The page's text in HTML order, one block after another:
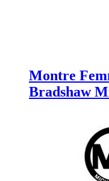
Montre
Bradshaw